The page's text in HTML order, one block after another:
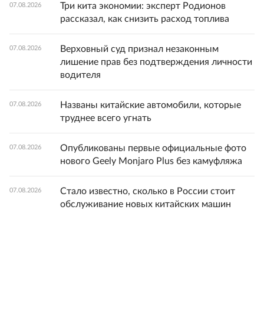
07.08.2026
Три кита экономии: эксперт Родионов
рассказал, как снизить расход топлива
07.08.2026
Верховный суд признал незаконным
лишение прав без подтверждения личности
водителя
07.08.2026
Названы китайские автомобили, которые
труднее всего угнать
07.08.2026
Опубликованы первые официальные фото
нового Geely Monjaro Plus без камуфляжа
07.08.2026
Стало известно, сколько в России стоит
обслуживание новых китайских машин